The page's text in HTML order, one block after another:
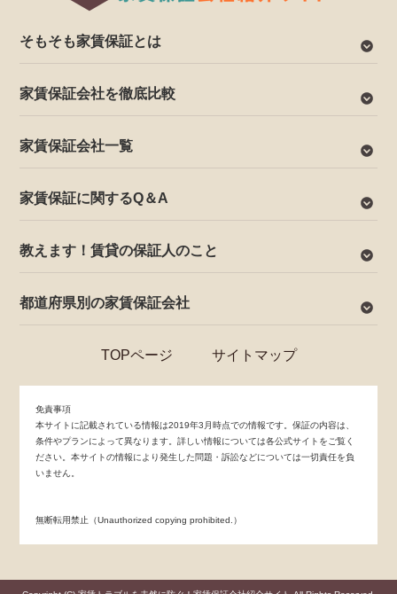
そもそも家賃保証とは
家賃保証会社を徹底比較
家賃保証会社一覧
家賃保証に関するQ＆A
教えます！賃貸の保証人のこと
都道府県別の家賃保証会社
TOPページ サイトマップ
免責事項
本サイトに記載されている情報は2019年3月時点での情報です。保証の内容は、
条件やプランによって異なります。詳しい情報については各公式サイトをご覧く
ださい。本サイトの情報により発生した問題・訴訟などについては一切責任を負
いません。
無断転用禁止（Unauthorized copying prohibited.）